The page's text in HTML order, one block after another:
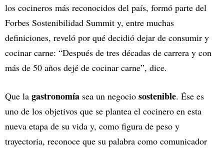
los cocineros más reconocidos del país, formó parte del
Forbes Sostenibilidad Summit y, entre muchas
definiciones, reveló por qué decidió dejar de consumir y
cocinar carne: “Después de tres décadas de carrera y con
más de 50 años dejé de cocinar carne”, dice.
Que la gastronomía sea un negocio sostenible. Ése es
uno de los objetivos que se plantea el cocinero en esta
nueva etapa de su vida y, como figura de peso y
trayectoria, reconoce que su palabra como comunicador